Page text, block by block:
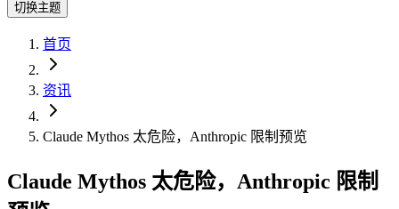
切换主题
首页
资讯
Claude Mythos 太危险，Anthropic 限制预览
Claude Mythos 太危险，Anthropic 限制